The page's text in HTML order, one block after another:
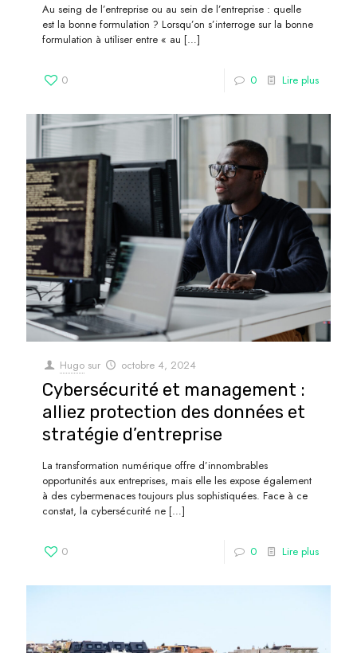
Au seing de l’entreprise ou au sein de l’entreprise : quelle
est la bonne formulation ? Lorsqu’on s’interroge sur la bonne
formulation à utiliser entre « au […]
0 0 Lire plus
Hugo sur octobre 4, 2024
Cybersécurité et management :
alliez protection des données et
stratégie d’entreprise
La transformation numérique offre d’innombrables
opportunités aux entreprises, mais elle les expose également
à des cybermenaces toujours plus sophistiquées. Face à ce
constat, la cybersécurité ne […]
0 0 Lire plus